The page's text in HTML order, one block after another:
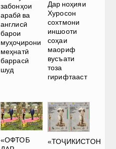
забонҳои
арабӣ ва
англисӣ
барои
муҳоҷирони
меҳнатӣ
баррасӣ
шуд
Дар ноҳияи
Хуросон
сохтмони
иншооти
соҳаи
маориф
вусъати
тоза
гирифтааст
«ОФТОБ
«ТОҶИКИСТОН